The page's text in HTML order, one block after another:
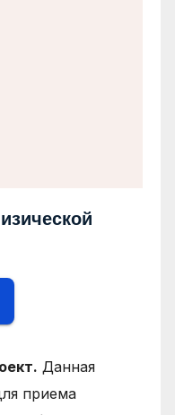
Данная
приема